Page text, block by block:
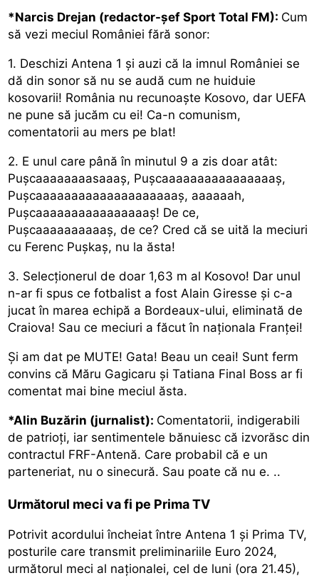
*Narcis Drejan (redactor-șef Sport Total FM): Cum
să vezi meciul României fără sonor:
1. Deschizi Antena 1 și auzi că la imnul României se
dă din sonor să nu se audă cum ne huiduie
kosovarii! România nu recunoaște Kosovo, dar UEFA
ne pune să jucăm cu ei! Ca-n comunism,
comentatorii au mers pe blat!
2. E unul care până în minutul 9 a zis doar atât:
Pușcaaaaaaaasaaaș, Pușcaaaaaaaaaaaaaaaaș,
Pușcaaaaaaaaaaaaaaaaaaaaș, aaaaaah,
Pușcaaaaaaaaaaaaaaaaș! De ce,
Pușcaaaaaaaaaaș, de ce? Cred că se uită la meciuri
cu Ferenc Pușkaș, nu la ăsta!
3. Selecționerul de doar 1,63 m al Kosovo! Dar unul
n-ar fi spus ce fotbalist a fost Alain Giresse și c-a
jucat în marea echipă a Bordeaux-ului, eliminată de
Craiova! Sau ce meciuri a făcut în naționala Franței!
Și am dat pe MUTE! Gata! Beau un ceai! Sunt ferm
convins că Măru Gagicaru și Tatiana Final Boss ar fi
comentat mai bine meciul ăsta.
*Alin Buzărin (jurnalist): Comentatorii, indigerabili
de patrioți, iar sentimentele bănuiesc că izvorăsc din
contractul FRF-Antenă. Care probabil că e un
parteneriat, nu o sinecură. Sau poate că nu e. ..
Următorul meci va fi pe Prima TV
Potrivit acordului încheiat între Antena 1 și Prima TV,
posturile care transmit preliminariile Euro 2024,
următorul meci al naționalei, cel de luni (ora 21.45),